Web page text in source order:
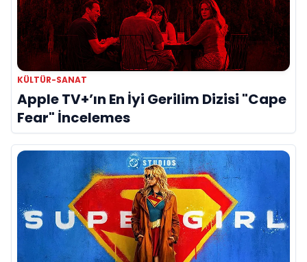
KÜLTÜR-SANAT
Apple TV+’ın En İyi Gerilim Dizisi "Cape
Fear" İncelemes